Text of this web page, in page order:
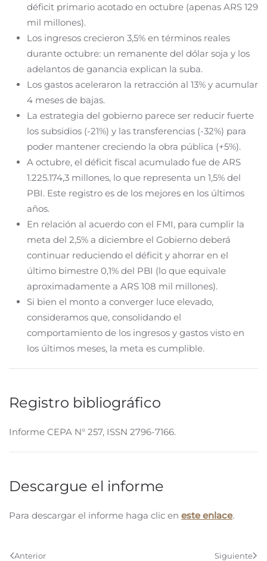
déficit primario acotado en octubre (apenas ARS 129
mil millones).
Los ingresos crecieron 3,5% en términos reales
durante octubre: un remanente del dólar soja y los
adelantos de ganancia explican la suba.
Los gastos aceleraron la retracción al 13% y acumular
4 meses de bajas.
La estrategia del gobierno parece ser reducir fuerte
los subsidios (-21%) y las transferencias (-32%) para
poder mantener creciendo la obra pública (+5%).
A octubre, el déficit fiscal acumulado fue de ARS
1.225.174,3 millones, lo que representa un 1,5% del
PBI. Este registro es de los mejores en los últimos
años.
En relación al acuerdo con el FMI, para cumplir la
meta del 2,5% a diciembre el Gobierno deberá
continuar reduciendo el déficit y ahorrar en el
último bimestre 0,1% del PBI (lo que equivale
aproximadamente a ARS 108 mil millones).
Si bien el monto a converger luce elevado,
consideramos que, consolidando el
comportamiento de los ingresos y gastos visto en
los últimos meses, la meta es cumplible.
Registro bibliográfico
Informe CEPA N° 257, ISSN 2796-7166.
Descargue el informe
Para descargar el informe haga clic en este enlace.
Anterior Siguiente